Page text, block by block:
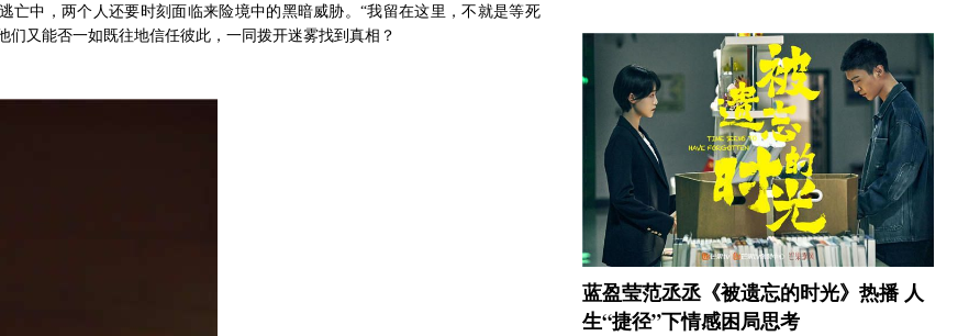
亡中，两个人还要时刻面临来险境中的黑暗威胁。“我留在这里，不就是等死
又能否一如既往地信任彼此，一同拨开迷雾找到真相？
蓝盈莹范丞丞《被遗忘的时光》热播 人
生“捷径”下情感困局思考